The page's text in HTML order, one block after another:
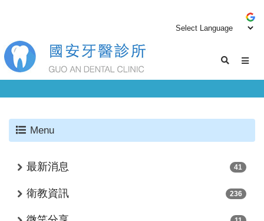
Menu
最新消息 41
衛教資訊 236